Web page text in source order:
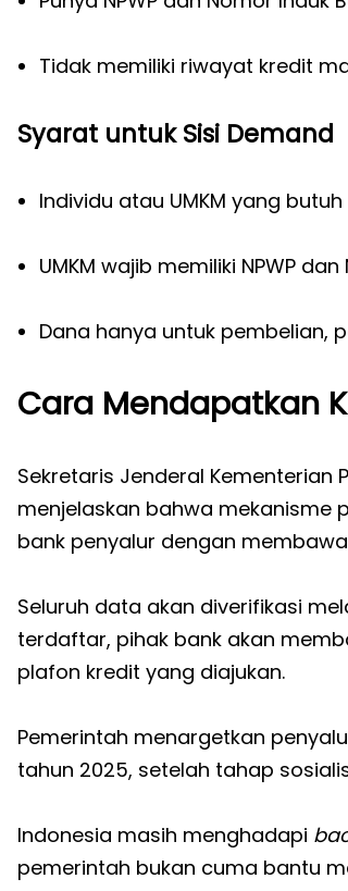
Tidak memiliki riwayat kredit
Syarat untuk Sisi Demand
Individu atau UMKM yang
UMKM wajib memiliki NPWP dan
Dana hanya untuk pembelian,
Cara Mendapatkan
Sekretaris Jenderal Kementerian
menjelaskan bahwa mekanisme
bank penyalur dengan
Seluruh data akan diverifikasi
terdaftar, pihak bank akan
plafon kredit yang diajukan.
Pemerintah menargetkan
tahun 2025, setelah tahap
Indonesia masih menghadapi
pemerintah bukan cuma bantu